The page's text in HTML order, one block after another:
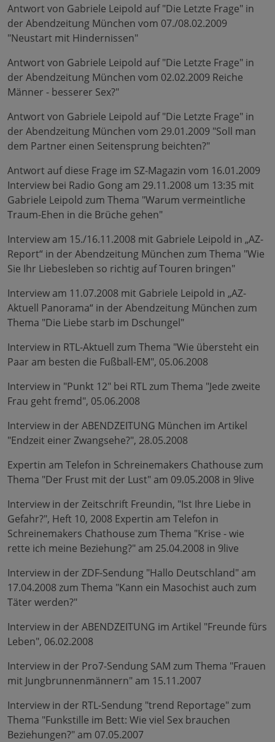
Antwort von Gabriele Leipold auf "Die Letzte Frage" in
der Abendzeitung München vom 07./08.02.2009
"Neustart mit Hindernissen"
Antwort von Gabriele Leipold auf "Die Letzte Frage" in
der Abendzeitung München vom 02.02.2009 Reiche
Männer - besserer Sex?"
Antwort von Gabriele Leipold auf "Die Letzte Frage" in
der Abendzeitung München vom 29.01.2009 "Soll man
dem Partner einen Seitensprung beichten?"
Antwort auf diese Frage im SZ-Magazin vom 16.01.2009
Interview bei Radio Gong am 29.11.2008 um 13:35 mit
Gabriele Leipold zum Thema "Warum vermeintliche
Traum-Ehen in die Brüche gehen"
Interview am 15./16.11.2008 mit Gabriele Leipold in „AZ-
Report“ in der Abendzeitung München zum Thema "Wie
Sie Ihr Liebesleben so richtig auf Touren bringen"
Interview am 11.07.2008 mit Gabriele Leipold in „AZ-
Aktuell Panorama“ in der Abendzeitung München zum
Thema "Die Liebe starb im Dschungel"
Interview in RTL-Aktuell zum Thema "Wie übersteht ein
Paar am besten die Fußball-EM", 05.06.2008
Interview in "Punkt 12" bei RTL zum Thema "Jede zweite
Frau geht fremd", 05.06.2008
Interview in der ABENDZEITUNG München im Artikel
"Endzeit einer Zwangsehe?", 28.05.2008
Expertin am Telefon in Schreinemakers Chathouse zum
Thema "Der Frust mit der Lust" am 09.05.2008 in 9live
Interview in der Zeitschrift Freundin, "Ist Ihre Liebe in
Gefahr?", Heft 10, 2008 Expertin am Telefon in
Schreinemakers Chathouse zum Thema "Krise - wie
rette ich meine Beziehung?" am 25.04.2008 in 9live
Interview in der ZDF-Sendung "Hallo Deutschland" am
17.04.2008 zum Thema "Kann ein Masochist auch zum
Täter werden?"
Interview in der ABENDZEITUNG im Artikel "Freunde fürs
Leben", 06.02.2008
Interview in der Pro7-Sendung SAM zum Thema "Frauen
mit Jungbrunnenmännern" am 15.11.2007
Interview in der RTL-Sendung "trend Reportage" zum
Thema "Funkstille im Bett: Wie viel Sex brauchen
Beziehungen?" am 07.05.2007